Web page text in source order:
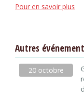
Pour en savoir plus
Autres
20 octobre